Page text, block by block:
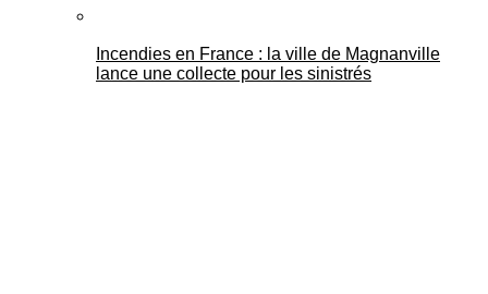
Incendies en France : la ville de Magnanville
lance une collecte pour les sinistrés